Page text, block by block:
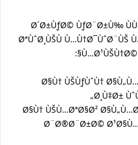
Ø´Ø±ÙƒØ© ÙƒØ¨Ø±Ù‰
ØªÙˆØ¸ÙŠÙ
Ù…Ø¹ÙŠÙ†Ø©
1- Ø§Ù† ÙŠÙƒÙˆÙ†
Ø¸Ù‡Ø±
2- Ø§Ù† ÙŠÙ…ØªØ§Ø²
Ø¨Ø®Ø¨Ø±Ø©